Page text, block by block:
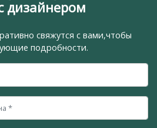
дизайнером
свяжутся с вами,чтобы
подробности.